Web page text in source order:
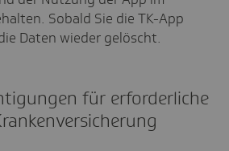
Sobald Sie die TK-App
Daten wieder gelöscht.
für erforderliche